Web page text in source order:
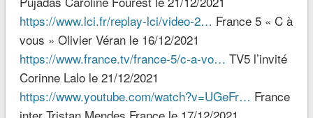
https://www.lci.fr/replay-lci/video-2… France 5 « C à
vous » Olivier Véran le 16/12/2021
https://www.france.tv/france-5/c-a-vo… TV5 l’invité
Corinne Lalo le 21/12/2021
https://www.youtube.com/watch?v=UGeFr… France